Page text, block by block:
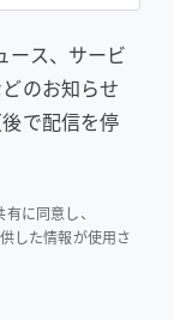
ース、サービ
のお知らせ
で配信を停
に同意し、
した情報が使用さ